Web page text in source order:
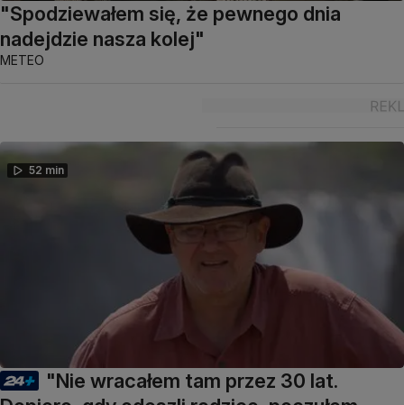
"Spodziewałem się, że pewnego dnia
nadejdzie nasza kolej"
METEO
52 min
"Nie wracałem tam przez 30 lat.